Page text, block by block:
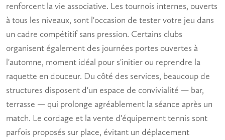
renforcent la vie associative. Les tournois internes, ouverts
à tous les niveaux, sont l'occasion de tester votre jeu dans
un cadre compétitif sans pression. Certains clubs
organisent également des journées portes ouvertes à
l'automne, moment idéal pour s'initier ou reprendre la
raquette en douceur. Du côté des services, beaucoup de
structures disposent d'un espace de convivialité — bar,
terrasse — qui prolonge agréablement la séance après un
match. Le cordage et la vente d'équipement tennis sont
parfois proposés sur place, évitant un déplacement